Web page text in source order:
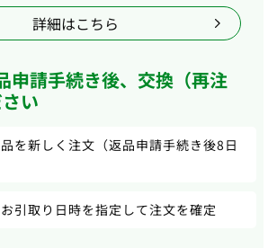
詳細はこちら
申請手続き後、交換（再注
い
を新しく注文（返品申請手続き後8日
引取り日時を指定して注文を確定